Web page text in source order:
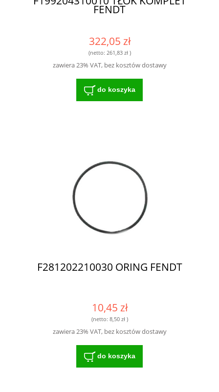
FENDT
322,05 zł
(netto: 261,83 zł)
zawiera 23% VAT, bez kosztów dostawy
do koszyka
F281202210030 ORING FENDT
10,45 zł
(netto: 8,50 zł)
zawiera 23% VAT, bez kosztów dostawy
do koszyka